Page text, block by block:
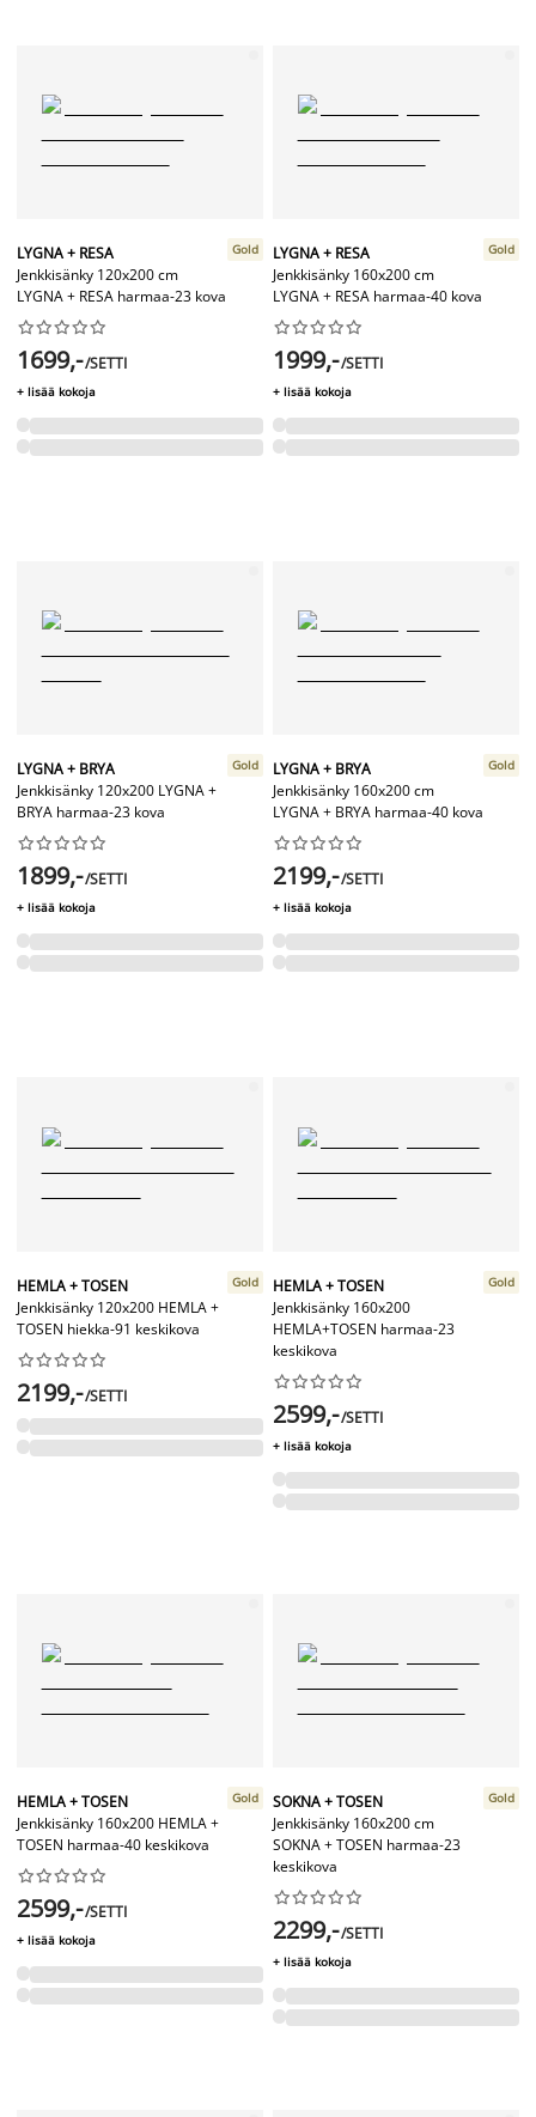
LYGNA + RESA
Jenkkisänky 120x200 cm
LYGNA + RESA harmaa-23 kova
Gold






1699,-/SETTI
+ lisää kokoja
LYGNA + RESA
Jenkkisänky 160x200 cm
LYGNA + RESA harmaa-40 kova
Gold






1999,-/SETTI
+ lisää kokoja
LYGNA + BRYA
Jenkkisänky 120x200 LYGNA +
BRYA harmaa-23 kova
Gold






1899,-/SETTI
+ lisää kokoja
LYGNA + BRYA
Jenkkisänky 160x200 cm
LYGNA + BRYA harmaa-40 kova
Gold






2199,-/SETTI
+ lisää kokoja
HEMLA + TOSEN
Jenkkisänky 120x200 HEMLA +
TOSEN hiekka-91 keskikova
Gold






2199,-/SETTI
HEMLA + TOSEN
Jenkkisänky 160x200
HEMLA+TOSEN harmaa-23
keskikova
Gold






2599,-/SETTI
+ lisää kokoja
HEMLA + TOSEN
Jenkkisänky 160x200 HEMLA +
TOSEN harmaa-40 keskikova
Gold






2599,-/SETTI
+ lisää kokoja
SOKNA + TOSEN
Jenkkisänky 160x200 cm
SOKNA + TOSEN harmaa-23
keskikova
Gold






2299,-/SETTI
+ lisää kokoja